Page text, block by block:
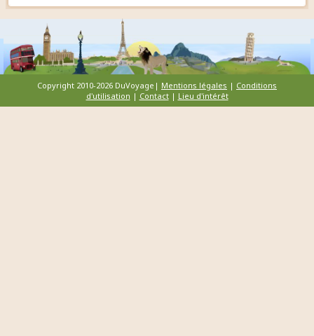
Copyright 2010-2026 DuVoyage| Mentions légales | Conditions
d'utilisation | Contact| Lieu d'intérêt